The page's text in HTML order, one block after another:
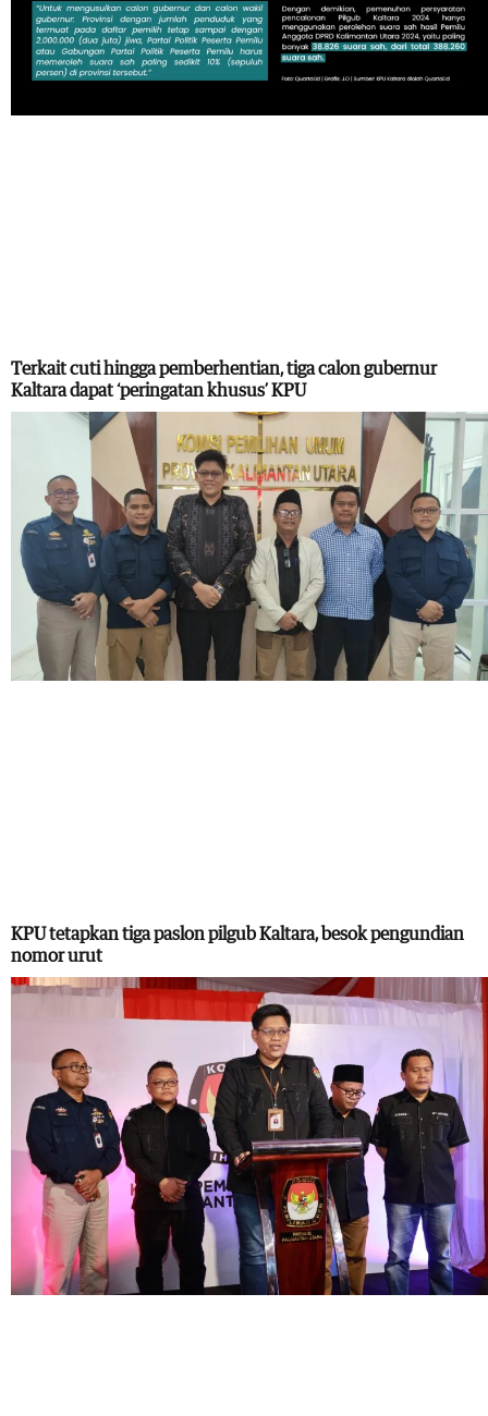
Terkait cuti hingga pemberhentian, tiga calon gubernur
Kaltara dapat ‘peringatan khusus’ KPU
KPU tetapkan tiga paslon pilgub Kaltara, besok pengundian
nomor urut